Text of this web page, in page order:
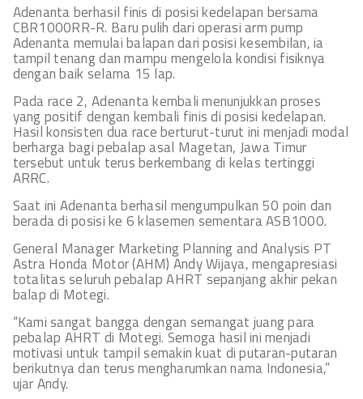
Adenanta berhasil finis di posisi kedelapan bersama
CBR1000RR-R. Baru pulih dari operasi arm pump
Adenanta memulai balapan dari posisi kesembilan, ia
tampil tenang dan mampu mengelola kondisi fisiknya
dengan baik selama 15 lap.
Pada race 2, Adenanta kembali menunjukkan proses
yang positif dengan kembali finis di posisi kedelapan.
Hasil konsisten dua race berturut-turut ini menjadi modal
berharga bagi pebalap asal Magetan, Jawa Timur
tersebut untuk terus berkembang di kelas tertinggi
ARRC.
Saat ini Adenanta berhasil mengumpulkan 50 poin dan
berada di posisi ke 6 klasemen sementara ASB1000.
General Manager Marketing Planning and Analysis PT
Astra Honda Motor (AHM) Andy Wijaya, mengapresiasi
totalitas seluruh pebalap AHRT sepanjang akhir pekan
balap di Motegi.
“Kami sangat bangga dengan semangat juang para
pebalap AHRT di Motegi. Semoga hasil ini menjadi
motivasi untuk tampil semakin kuat di putaran-putaran
berikutnya dan terus mengharumkan nama Indonesia,”
ujar Andy.